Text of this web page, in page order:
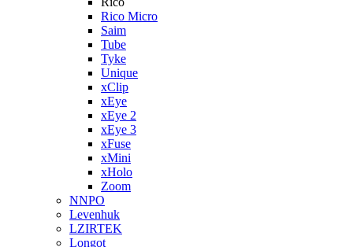
Rico Micro
Saim
Tube
Tyke
Unique
xClip
xEye
xEye 2
xEye 3
xFuse
xMini
xHolo
Zoom
NNPO
Levenhuk
LZIRTEK
Longot